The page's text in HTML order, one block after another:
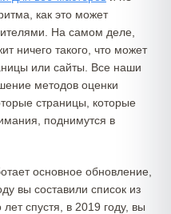
как это может
На самом деле,
ничего такого, что может
или сайты. Все наши
методов оценки
страницы, которые
поднимутся в
основное обновление,
вы составили список из
спустя, в 2019 году, вы